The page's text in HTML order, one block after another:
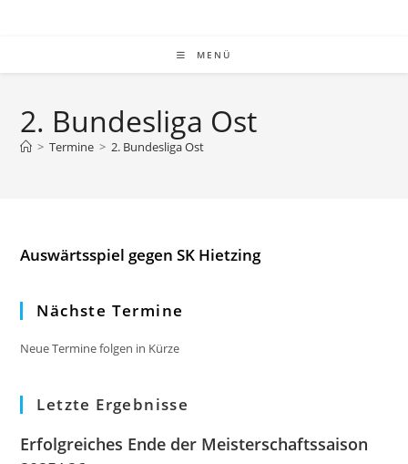
MENÜ
2. Bundesliga Ost
> Termine > 2. Bundesliga Ost
Auswärtsspiel gegen SK Hietzing
Nächste Termine
Neue Termine folgen in Kürze
Letzte Ergebnisse
Erfolgreiches Ende der Meisterschaftssaison